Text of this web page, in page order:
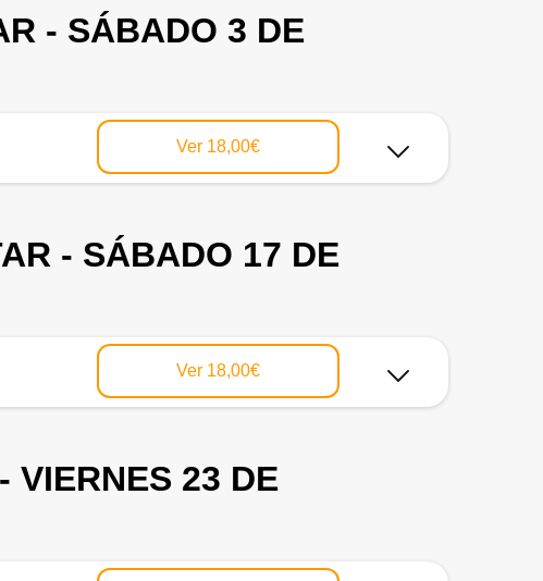
- SÁBADO 3 DE
Ver 18,00€
- SÁBADO 17 DE
Ver 18,00€
VIERNES 23 DE